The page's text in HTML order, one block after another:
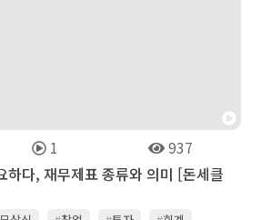
1
937
하다, 재무제표 종류와 의미 [돈세클